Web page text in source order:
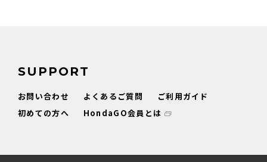
SUPPORT
お問い合わせ よくあるご質問
ご利用ガイド
初めての方へ
HondaGO会員とは